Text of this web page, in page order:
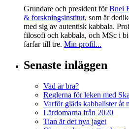
Grundare och president förBnei
& forskningsinstitut, som är
med sig av autentisk kabbala.
filosofi och kabbala, och MSc i
farfar till tre. Min profil...
Senaste inläggen
Vad är bra?
Reglerna för leken med
Varför gläds kabbalister åt
Lärdomarna från 2020
Tian är det nya jaget